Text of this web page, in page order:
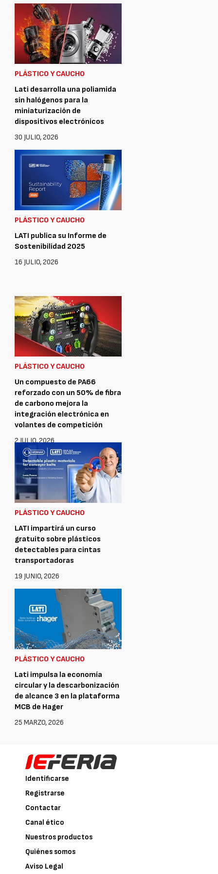
PLÁSTICO Y CAUCHO
Lati desarrolla una poliamida
sin halógenos para la
miniaturización de
dispositivos electrónicos
30 JULIO, 2026
PLÁSTICO Y CAUCHO
LATI publica su Informe de
Sostenibilidad 2025
16 JULIO, 2026
PLÁSTICO Y CAUCHO
Un compuesto de PA66
reforzado con un 50% de fibra
de carbono mejora la
integración electrónica en
volantes de competición
2 JULIO, 2026
PLÁSTICO Y CAUCHO
LATI impartirá un curso
gratuito sobre plásticos
detectables para cintas
transportadoras
19 JUNIO, 2026
PLÁSTICO Y CAUCHO
Lati impulsa la economía
circular y la descarbonización
de alcance 3 en la plataforma
MCB de Hager
25 MARZO, 2026
Identificarse
Registrarse
Contactar
Canal ético
Nuestros productos
Quiénes somos
Aviso Legal